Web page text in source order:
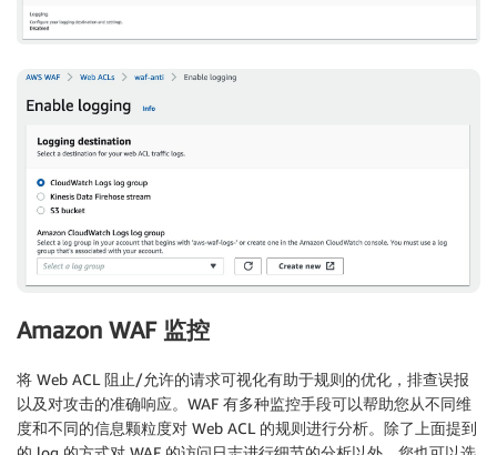
Amazon WAF 监控
将 Web ACL 阻止/允许的请求可视化有助于规则的优化，排查误报
以及对攻击的准确响应。WAF 有多种监控手段可以帮助您从不同维
度和不同的信息颗粒度对 Web ACL 的规则进行分析。除了上面提到